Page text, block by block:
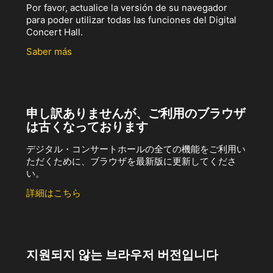
Por favor, actualice la versión de su navegador
para poder utilizar todas las funciones del Digital
Concert Hall.
Saber más
申し訳ありませんが、ご利用のブラウザ
は古くなっております
デジタル・コンサートホールの全ての機能をご利用い
ただくために、ブラウザを最新版に更新してくださ
い。
詳細はこちら
지원되지 않는 브라우저 버전입니다